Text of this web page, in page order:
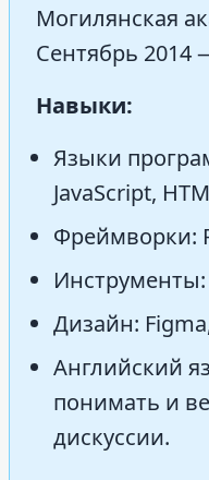
Могилянская
Сентябрь 2014
Навыки:
Языки
JavaScript,
Фреймворки:
Дизайн:
Английский
понимать и
дискуссии.